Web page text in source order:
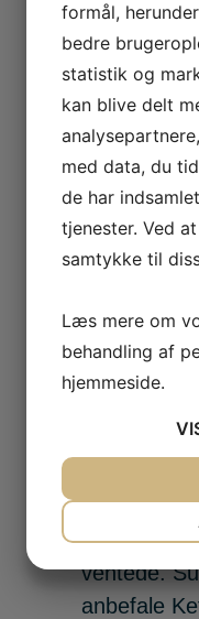
nøgleboks
Betalte
letteste jeg
prøvet
Jakob Bo
Hurtigt og
Når Tesla
indikation
jeg havde
venstre
en service
først en
tid samme
problemet
ventede.
anbefale
formål,
bedre
statistik og
kan blive delt
med data, du
de har
tjenester. Ved
samtykke til
Læs mere om
behandling af
hjemmeside.